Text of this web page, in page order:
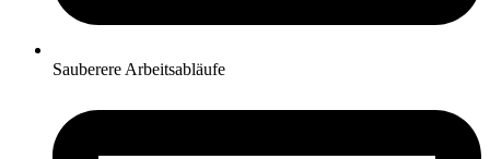
Sauberere Arbeitsabläufe